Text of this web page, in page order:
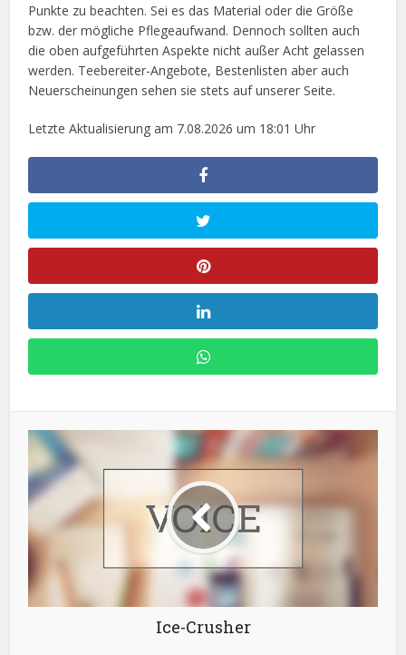
Punkte zu beachten. Sei es das Material oder die Größe
bzw. der mögliche Pflegeaufwand. Dennoch sollten auch
die oben aufgeführten Aspekte nicht außer Acht gelassen
werden. Teebereiter-Angebote, Bestenlisten aber auch
Neuerscheinungen sehen sie stets auf unserer Seite.
Letzte Aktualisierung am 7.08.2026 um 18:01 Uhr
Ice-Crusher